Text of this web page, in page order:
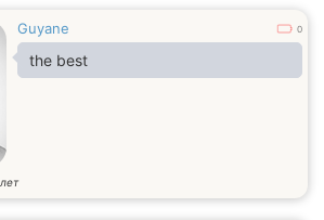
Guyane 0
the best
лет